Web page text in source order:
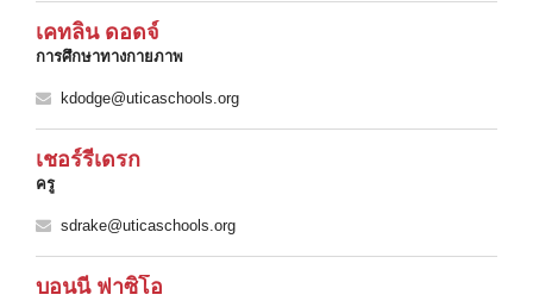
เคทลิน ดอดจ์
การศึกษาทางกายภาพ
kdodge@uticaschools.org
เชอร์รี่เดรก
ครู
sdrake@uticaschools.org
บอนนี่ ฟาซิโอ